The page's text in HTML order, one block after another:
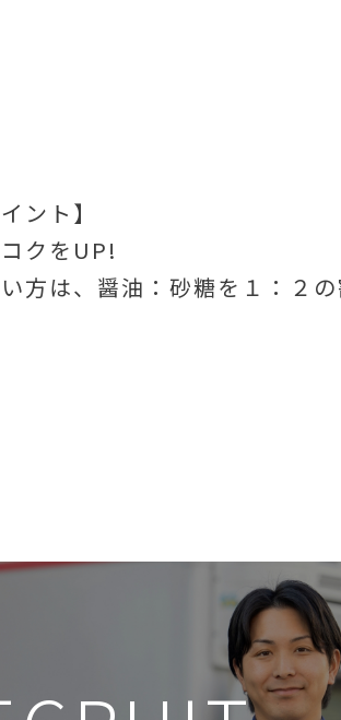
ント】
クをUP!
方は、醤油：砂糖を１：２